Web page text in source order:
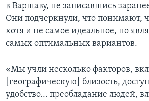
в Варшаву, не записавшись
Они подчеркнули, что понимают,
хотя и не самое идеальное, но
самых оптимальных вариантов.
«Мы учли несколько факторов,
[географическую] близость,
удобство... преобладание людей,